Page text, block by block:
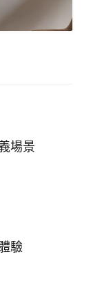
場景
驗